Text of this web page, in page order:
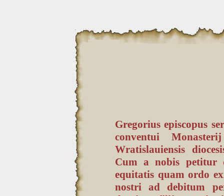
Gregorius episcopus
conventui
Wratislauiensis
Cum a nobis petitur
equitatis quam ordo
nostri ad debitum